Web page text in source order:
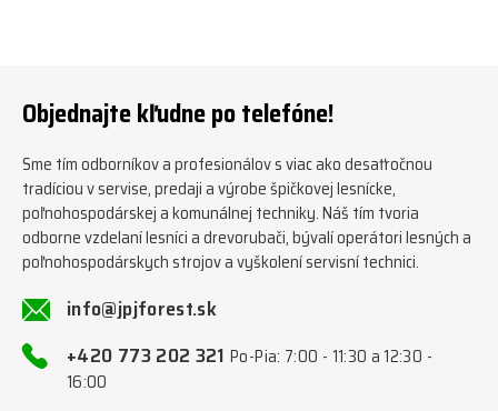
Objednajte kľudne po telefóne!
Sme tím odborníkov a profesionálov s viac ako desaťročnou
tradíciou v servise, predaji a výrobe špičkovej lesnícke,
poľnohospodárskej a komunálnej techniky. Náš tím tvoria
odborne vzdelaní lesníci a drevorubači, bývalí operátori lesných a
poľnohospodárskych strojov a vyškolení servisní technici.
info@jpjforest.sk
+420 773 202 321Po-Pia: 7:00 - 11:30 a 12:30 -
16:00